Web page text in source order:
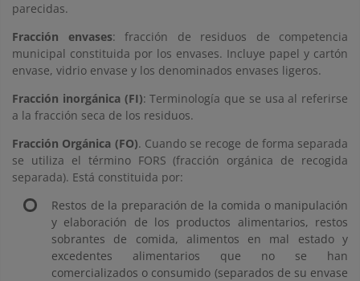
parecidas.
Fracción envases: fracción de residuos de competencia
municipal constituida por los envases. Incluye papel y cartón
envase, vidrio envase y los denominados envases ligeros.
Fracción inorgánica (FI): Terminología que se usa al referirse
a la fracción seca de los residuos.
Fracción Orgánica (FO). Cuando se recoge de forma separada
se utiliza el término FORS (fracción orgánica de recogida
separada). Está constituida por:
Restos de la preparación de la comida o manipulación
y elaboración de los productos alimentarios, restos
sobrantes de comida, alimentos en mal estado y
excedentes alimentarios que no se han
comercializados o consumido (separados de su envase